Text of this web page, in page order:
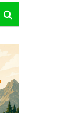
Search